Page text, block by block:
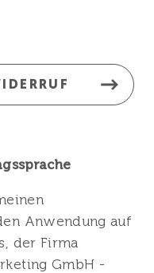
Anwendung auf
der Firma
GmbH -